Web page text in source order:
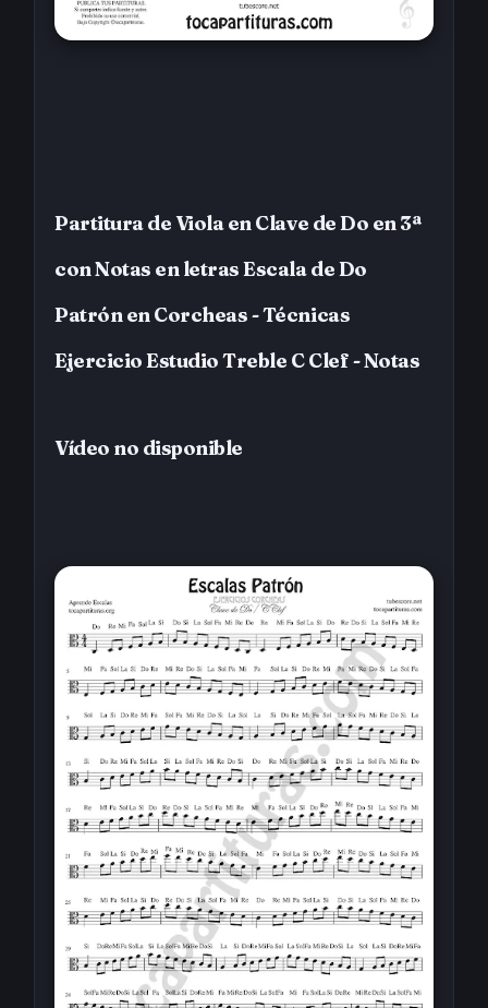
Partitura de Viola en Clave de Do en 3ª
con Notas en letras Escala de Do
Patrón en Corcheas - Técnicas
Ejercicio Estudio Treble C Clef - Notas
Vídeo no disponible